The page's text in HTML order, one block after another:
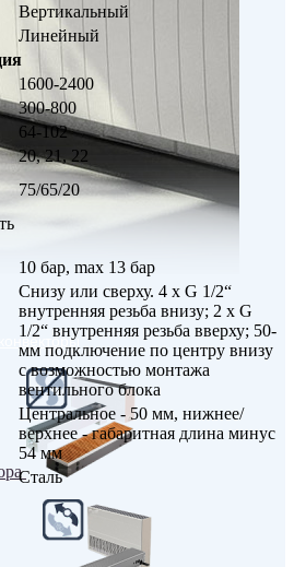
Вертикальный
Линейный
1600-2400
300-800
64-102
20, 21, 22
75/65/20
10 бар, max 13 бар
Снизу или сверху. 4 x G 1/2“
внутренняя резьба внизу; 2 x G
1/2“ внутренняя резьба вверху; 50-
мм подключение по центру внизу
с возможностью монтажа
вентильного блока
Центральное - 50 мм, нижнее/
верхнее - габаритная длина минус
54 мм
Сталь